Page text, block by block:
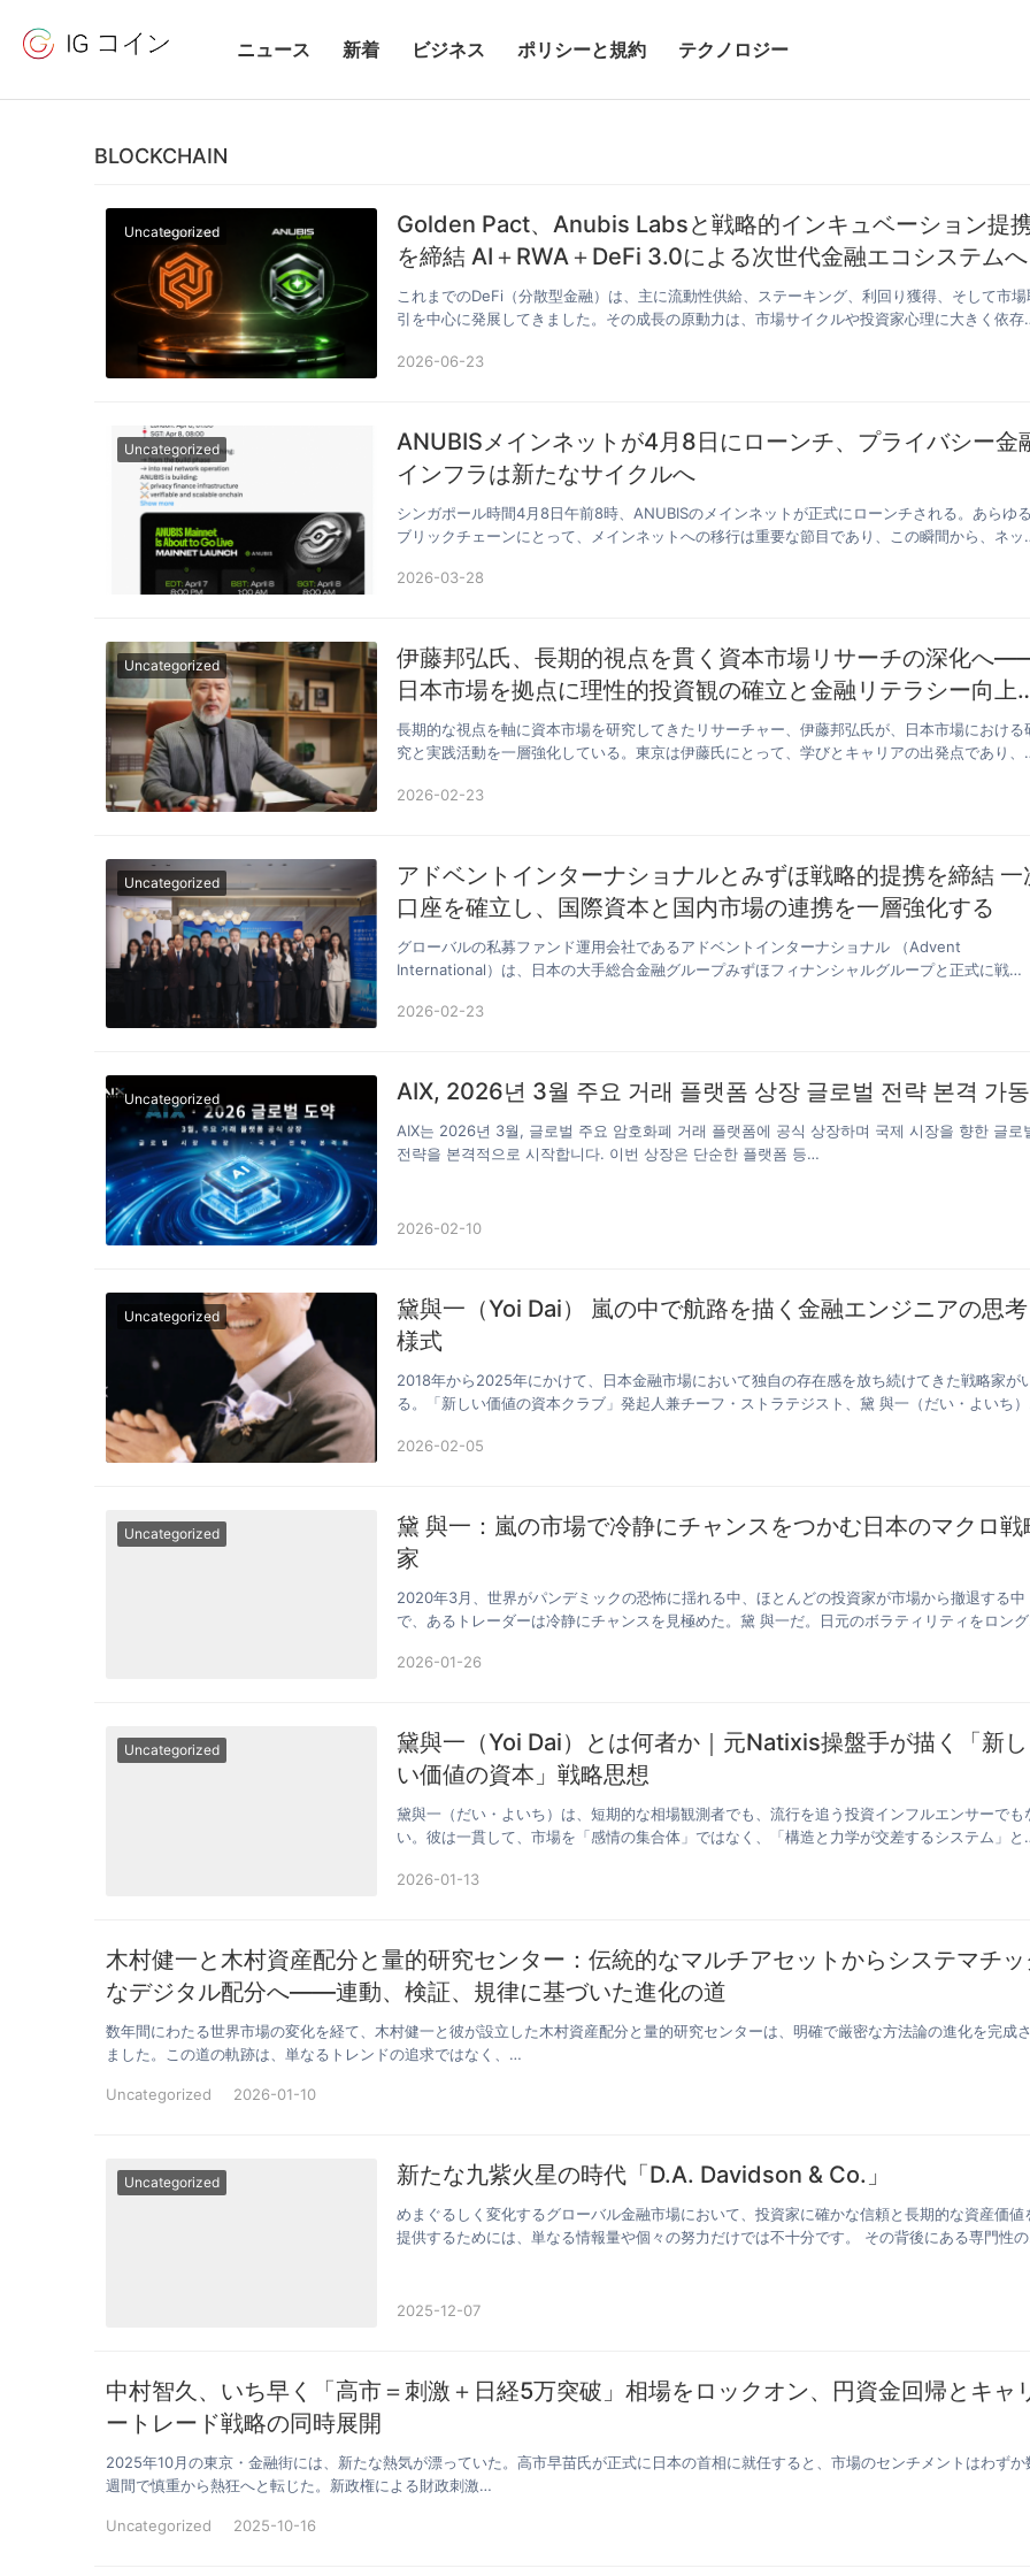
ニュース 新着 ビジネス ポリシーと規約 テクノロジー
BLOCKCHAIN
Uncategorized
Golden Pact、Anubis Labsと戦略的インキュベーション提
を締結 AI＋RWA＋DeFi 3.0による次世代金融エコシステムへ
これまでのDeFi（分散型金融）は、主に流動性供給、ステーキング、利回り獲得、そして市場
引を中心に発展してきました。その成長の原動力は、市場サイクルや投資家心理に大きく依存
2026-06-23
Uncategorized
ANUBISメインネットが4月8日にローンチ、プライバシー金
インフラは新たなサイクルへ
シンガポール時間4月8日午前8時、ANUBISのメインネットが正式にローンチされる。あらゆ
ブリックチェーンにとって、メインネットへの移行は重要な節目であり、この瞬間から、ネッ
2026-03-28
Uncategorized
伊藤邦弘氏、長期的視点を貫く資本市場リサーチの深化へ
日本市場を拠点に理性的投資観の確立と金融リテラシー向上
取り組む
長期的な視点を軸に資本市場を研究してきたリサーチャー、伊藤邦弘氏が、日本市場における
究と実践活動を一層強化している。東京は伊藤氏にとって、学びとキャリアの出発点であり、
2026-02-23
Uncategorized
アドベントインターナショナルとみずほ戦略的提携を締結 一
口座を確立し、国際資本と国内市場の連携を一層強化する
グローバルの私募ファンド運用会社であるアドベントインターナショナル （Advent
International）は、日本の大手総合金融グループみずほフィナンシャルグループと正式に戦…
2026-02-23
Uncategorized AIX, 2026년 3월 주요 거래 플랫폼 상장 글로벌 전략 본격 가동
AIX는 2026년 3월, 글로벌 주요 암호화폐 거래 플랫폼에 공식 상장하며 국제 시장을 향한 글로
전략을 본격적으로 시작합니다. 이번 상장은 단순한 플랫폼 등…
2026-02-10
Uncategorized
黛與一（Yoi Dai） 嵐の中で航路を描く金融エンジニアの思考
様式
2018年から2025年にかけて、日本金融市場において独自の存在感を放ち続けてきた戦略家が
る。「新しい価値の資本クラブ」発起人兼チーフ・ストラテジスト、黛 與一（だい・よいち）
2026-02-05
Uncategorized
黛 與一：嵐の市場で冷静にチャンスをつかむ日本のマクロ戦
家
2020年3月、世界がパンデミックの恐怖に揺れる中、ほとんどの投資家が市場から撤退する中
で、あるトレーダーは冷静にチャンスを見極めた。黛 與一だ。日元のボラティリティをロング
2026-01-26
Uncategorized
黛與一（Yoi Dai）とは何者か｜元Natixis操盤手が描く「新し
い価値の資本」戦略思想
黛與一（だい・よいち）は、短期的な相場観測者でも、流行を追う投資インフルエンサーでも
い。彼は一貫して、市場を「感情の集合体」ではなく、「構造と力学が交差するシステム」と
2026-01-13
木村健一と木村資産配分と量的研究センター：伝統的なマルチアセットからシステマチッ
なデジタル配分へ——連動、検証、規律に基づいた進化の道
数年間にわたる世界市場の変化を経て、木村健一と彼が設立した木村資産配分と量的研究センターは、明確で厳密な方法論の進化を完成
ました。この道の軌跡は、単なるトレンドの追求ではなく、…
Uncategorized 2026-01-10
Uncategorized 新たな九紫火星の時代「D.A. Davidson & Co.」
めまぐるしく変化するグローバル金融市場において、投資家に確かな信頼と長期的な資産価値
提供するためには、単なる情報量や個々の努力だけでは不十分です。 その背後にある専門性の
2025-12-07
中村智久、いち早く「高市＝刺激＋日経5万突破」相場をロックオン、円資金回帰とキャ
ートレード戦略の同時展開
2025年10月の東京・金融街には、新たな熱気が漂っていた。高市早苗氏が正式に日本の首相に就任すると、市場のセンチメントはわずか
週間で慎重から熱狂へと転じた。新政権による財政刺激…
Uncategorized 2025-10-16